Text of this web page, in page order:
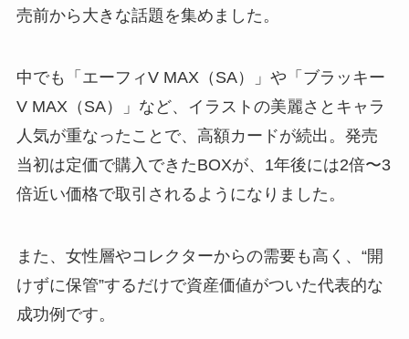
売前から大きな話題を集めました。
中でも「エーフィV MAX（SA）」や「ブラッキー
V MAX（SA）」など、イラストの美麗さとキャラ
人気が重なったことで、高額カードが続出。発売
当初は定価で購入できたBOXが、1年後には2倍〜3
倍近い価格で取引されるようになりました。
また、女性層やコレクターからの需要も高く、“開
けずに保管”するだけで資産価値がついた代表的な
成功例です。